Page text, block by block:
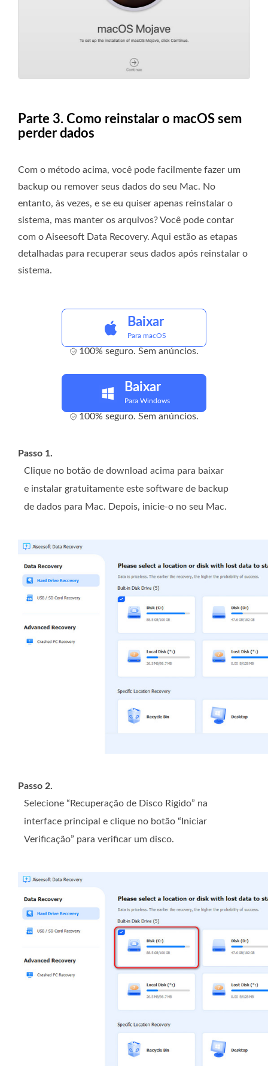
Parte 3. Como reinstalar o macOS sem
perder dados
Com o método acima, você pode facilmente fazer um
backup ou remover seus dados do seu Mac. No
entanto, às vezes, e se eu quiser apenas reinstalar o
sistema, mas manter os arquivos? Você pode contar
com o Aiseesoft Data Recovery. Aqui estão as etapas
detalhadas para recuperar seus dados após reinstalar o
sistema.
Baixar
Para macOS
100% seguro. Sem anúncios.
Baixar
Para Windows
100% seguro. Sem anúncios.
Passo 1.
Clique no botão de download acima para baixar
e instalar gratuitamente este software de backup
de dados para Mac. Depois, inicie-o no seu Mac.
Passo 2.
Selecione “Recuperação de Disco Rígido” na
interface principal e clique no botão “Iniciar
Verificação” para verificar um disco.